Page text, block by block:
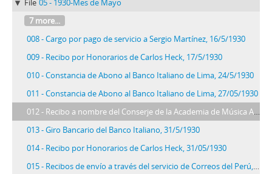
File 05 - 1930-Mes de Mayo
7 more...
008 - Cargo por pago de servicio a Sergio Martínez, 16/5/1930
009 - Recibo por Honorarios de Carlos Heck, 17/5/1930
010 - Constancia de Abono al Banco Italiano de Lima, 24/5/1930
011 - Constancia de Abono al Banco Italiano de Lima, 27/05/1930
012 - Recibo a nombre del Conserje de la Academia de Música Alcedo
013 - Giro Bancario del Banco Italiano, 31/5/1930
014 - Recibo por Honorarios de Carlos Heck, 31/05/1930
015 - Recibos de envío a través del servicio de Correos del Perú, 05/1930